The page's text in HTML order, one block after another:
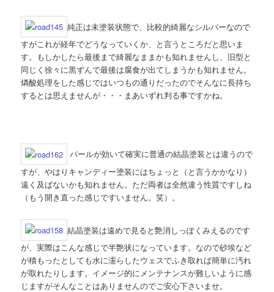
純正は未塗装状態で、比較的綺麗なシルバーなので
すがこれが経年でどうなっていくか、と言うところだと思いま
す。もしかしたら最後まで綺麗なままかも知れませんし、旧型と
同じく徐々に黒ずんで最後は腐食が出てしまうかも知れません。
燐酸処理をした感じではいつもの通りだったのでそんなに長持ち
するとは思えませんが・・・まあいずれ判る事ですかね。
パールが効いて確実に普通の結晶塗装とは違うので
すが、やはりキャンディー塗装にはちょっと（と言うかかなり）
遠く及ばないかも知れません。ただ両者は全然違う性質ですしね
（もう開き直った感じですいません。笑）。
結晶塗装は遠めで見ると艶消しっぽくみえるのです
が、実際はこんな感じで半艶状になっています。なので砂埃など
が積もったとしても水に濡らしたウェスでふき取れば簡単に汚れ
が取れたりします。イメージ的にメンテナンスが難しいように感
じますがそんなことはありませんのでご安心下さいませ。